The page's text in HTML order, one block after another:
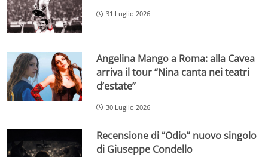
31 Luglio 2026
Angelina Mango a Roma: alla Cavea
arriva il tour “Nina canta nei teatri
d’estate”
30 Luglio 2026
Recensione di “Odio” nuovo singolo
di Giuseppe Condello